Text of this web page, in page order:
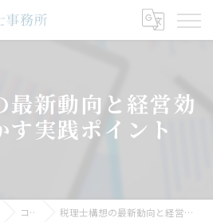
最新動向と経営効
す実践ポイント
コラム 税理士構想の最新動向と経営効率化に活かす実践ポイント